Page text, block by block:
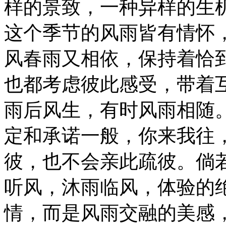
样的景致，一种异样的生
这个季节的风雨皆有情怀
风春雨又相依，保持着恰
也都考虑彼此感受，带着
雨后风生，有时风雨相随
定和承诺一般，你来我往
彼，也不会亲此疏彼。倘
听风，沐雨临风，体验的
情，而是风雨交融的美感